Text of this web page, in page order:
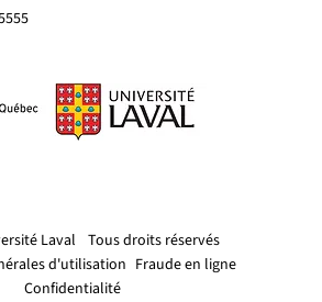
Laval
Tous droits réservés
d'utilisation Fraude en ligne
Confidentialité